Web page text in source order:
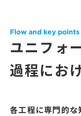
Flow and key
ユニフォ
過程にお
各工程に専門的な